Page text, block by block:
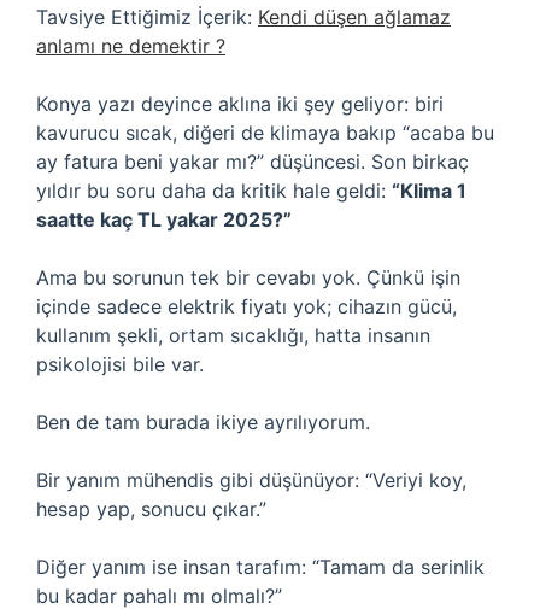
Tavsiye Ettiğimiz İçerik: Kendi düşen ağlamaz
anlamı ne demektir ?
Konya yazı deyince aklına iki şey geliyor: biri
kavurucu sıcak, diğeri de klimaya bakıp “acaba bu
ay fatura beni yakar mı?” düşüncesi. Son birkaç
yıldır bu soru daha da kritik hale geldi: “Klima 1
saatte kaç TL yakar 2025?”
Ama bu sorunun tek bir cevabı yok. Çünkü işin
içinde sadece elektrik fiyatı yok; cihazın gücü,
kullanım şekli, ortam sıcaklığı, hatta insanın
psikolojisi bile var.
Ben de tam burada ikiye ayrılıyorum.
Bir yanım mühendis gibi düşünüyor: “Veriyi koy,
hesap yap, sonucu çıkar.”
Diğer yanım ise insan tarafım: “Tamam da serinlik
bu kadar pahalı mı olmalı?”